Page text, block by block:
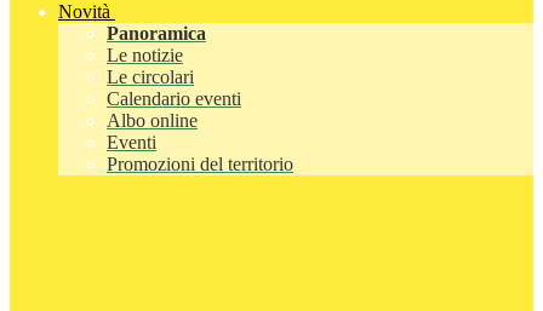
Novità
Panoramica
Le notizie
Le circolari
Calendario eventi
Albo online
Eventi
Promozioni del territorio